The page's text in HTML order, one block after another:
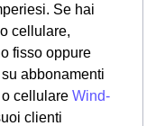
Se hai
cellulare,
fisso oppure
abbonamenti
cellulare Wind-
clienti